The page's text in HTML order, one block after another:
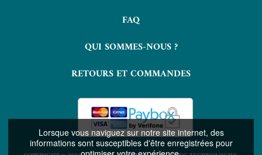
Lorsque vous naviguez sur notre site internet, des
informations sont susceptibles d'être enregistrées pour
FAQ
QUI SOMMES-NOUS ?
RETOURS ET COMMANDES